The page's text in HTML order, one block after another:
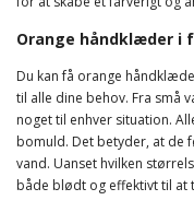
Orange håndklæder i
Du kan få orange
til alle dine behov. Fra små
noget til enhver situation.
bomuld. Det betyder, at de
vand. Uanset hvilken
både blødt og effektivt til at